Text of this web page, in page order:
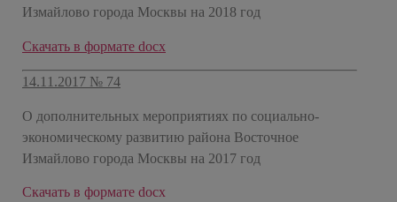
Измайлово города Москвы на 2018 год
Скачать в формате docx
14.11.2017 № 74
О дополнительных мероприятиях по социально-
экономическому развитию района Восточное
Измайлово города Москвы на 2017 год
Скачать в формате docx